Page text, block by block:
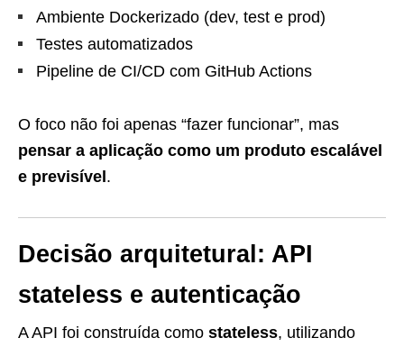
Ambiente Dockerizado (dev, test e prod)
Testes automatizados
Pipeline de CI/CD com GitHub Actions
O foco não foi apenas “fazer funcionar”, mas
pensar a aplicação como um produto escalável
e previsível.
Decisão arquitetural: API
stateless e autenticação
A API foi construída como stateless, utilizando